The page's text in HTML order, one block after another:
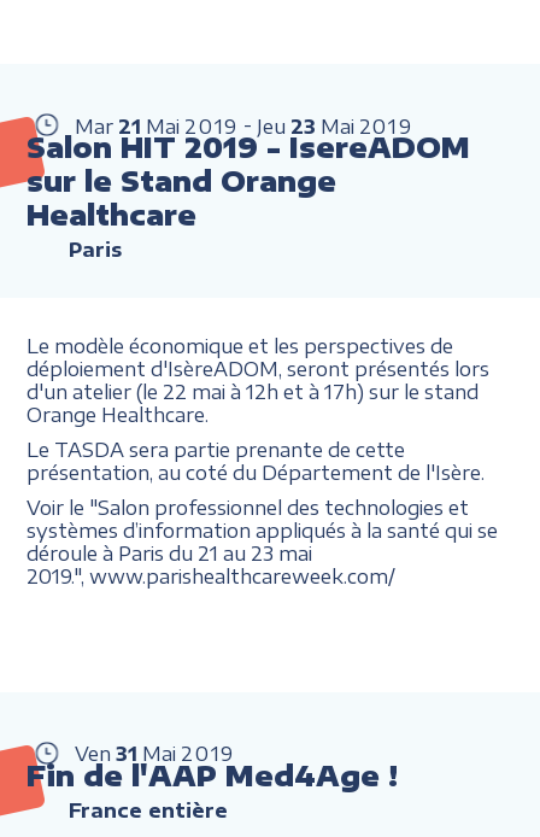
Mar 21 Mai 2019 Jeu 23 Mai 2019
Salon HIT 2019 - IsereADOM
sur le Stand Orange
Healthcare
Paris
Le modèle économique et les perspectives de
déploiement d'IsèreADOM, seront présentés lors
d'un atelier (le 22 mai à 12h et à 17h) sur le stand
Orange Healthcare.
Le TASDA sera partie prenante de cette
présentation, au coté du Département de l'Isère.
Voir le "Salon professionnel des technologies et
systèmes d’information appliqués à la santé qui se
déroule à Paris du 21 au 23 mai
2019.", www.parishealthcareweek.com/
Ven 31 Mai 2019
Fin de l'AAP Med4Age !
France entière